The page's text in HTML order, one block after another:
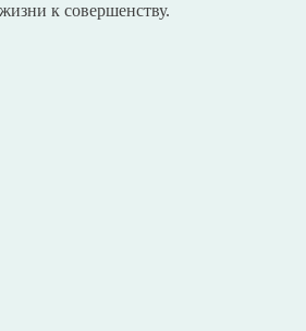
к совершенству.